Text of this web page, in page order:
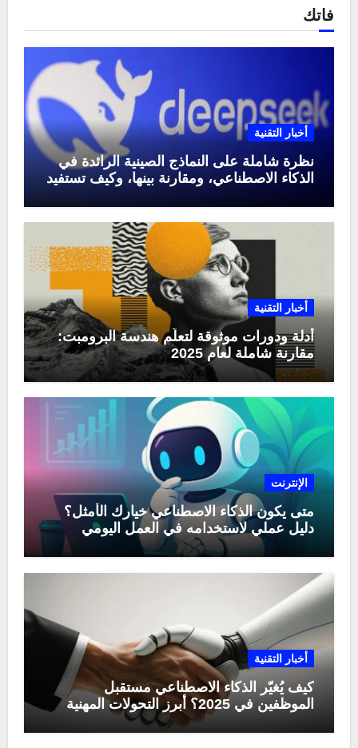
فاتك
أخبار التقنية
نظرة شاملة على النماذج الصينية الرائدة في
الذكاء الاصطناعي، ومقارنة بينها، وكيف تستفيد
أخبار التقنية
أدلة ودورات موثوقة لتعلّم هندسة البرومبت:
مقارنة شاملة لعام 2025
الإنترنت
متى يكون الذكاء الاصطناعي خيارك الأمثل؟
دليل عملي لاستخدامه في العمل اليومي
أخبار التقنية
كيف يُغيّر الذكاء الاصطناعي مستقبل
الموظفين في 2025؟ أبرز التحولات المهنية